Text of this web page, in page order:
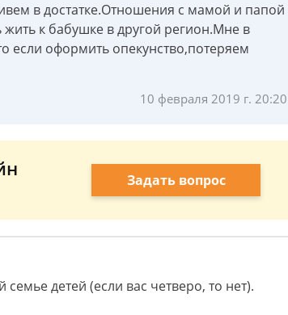
в достатке.Отношения с мамой и папой
к бабушке в другой регион.Мне в
если оформить опекунство,потеряем
10 февраля 2019 г. 20:20
Задать вопрос
детей (если вас четверо, то нет).